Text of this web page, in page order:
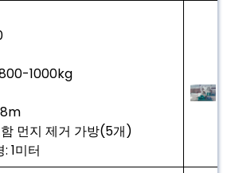
1000kg
먼지 제거 가방(5개)
1미터